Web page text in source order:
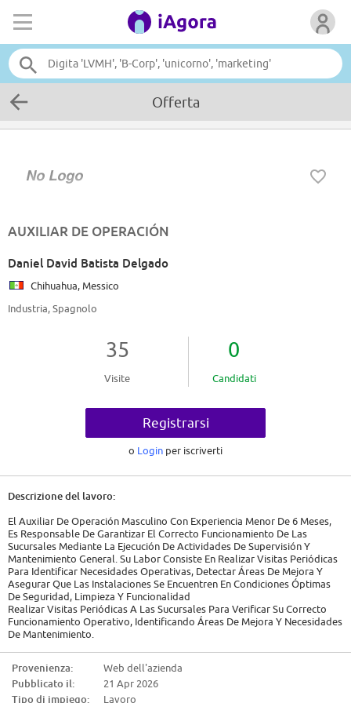
Offerta
AUXILIAR DE OPERACIÓN
Daniel David Batista Delgado
Chihuahua, Messico
Industria, Spagnolo
35
Visite
0
Candidati
Registrarsi
o Login per iscriverti
Descrizione del lavoro:
El Auxiliar De Operación Masculino Con Experiencia Menor De 6 Meses,
Es Responsable De Garantizar El Correcto Funcionamiento De Las
Sucursales Mediante La Ejecución De Actividades De Supervisión Y
Mantenimiento General. Su Labor Consiste En Realizar Visitas Periódicas
Para Identificar Necesidades Operativas, Detectar Áreas De Mejora Y
Asegurar Que Las Instalaciones Se Encuentren En Condiciones Óptimas
De Seguridad, Limpieza Y Funcionalidad
Realizar Visitas Periódicas A Las Sucursales Para Verificar Su Correcto
Funcionamiento Operativo, Identificando Áreas De Mejora Y Necesidades
De Mantenimiento.
Cualquier Incidencia Mayor Que Requiera Atención Especializada.
Ejecutar Actividades De Mantenimiento Preventivo Y Correctivo De Baja
Complejidad, Tales Como Reparaciones Menores En Instalaciones,
Provenienza:
Web dell'azienda
Pubblicato il:
21 Apr 2026
Tipo di impiego:
Lavoro